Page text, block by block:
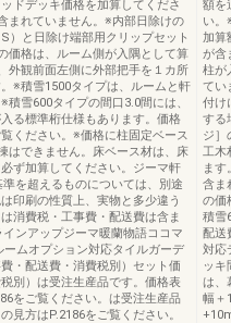
ドデッキ価格を加算してくださ
まれていません。※内部日除けの
）と日除け端部用クリップセット
価格は、ルーム側が入隅として算
外観前面左側に外部把手を１カ所
※積雪1500タイプは、ルームと軒
雪600タイプの間口3.0間には、
る標準桁仕様もあります。価格
ください。※価格に柱固定ベース
できません。床ベース材は、床
ず加算してください。ジーマ軒
を超えるものについては、別途
印刷の性質上、実物と多少違う
消費税・工事費・配送費は含ま
ンアップジーマ暖蘭物語ココマ
ムオプション対応タイルガーデ
・配送費・消費税別）セット価
別）は受注生産品です。価格表
をご覧ください。は受注生産品
見方はP.2186をご覧ください。
額を
い。
加算
が含
柱が
てい
付け
する
ジ］
工木
ま
含ま
の価
積雪
配送
対応
ッキ
は、
幅＋